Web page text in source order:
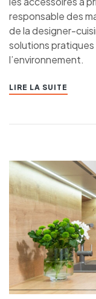
responsable des
de la designer-
solutions
l’environnement.
LIRE LA SUITE